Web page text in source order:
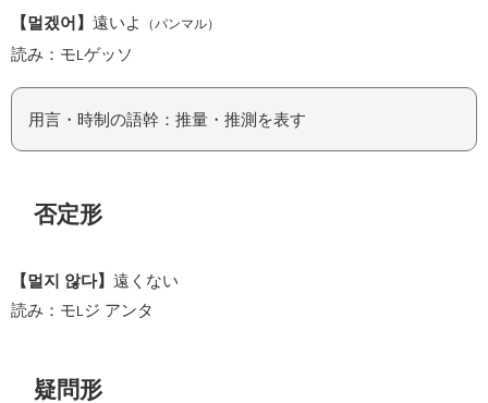
【멀겠어】 遠いよ （パンマル）
読み：モ ゲッソ
用言・時制の語幹：推量・推測を表す
否定形
【멀지 않다】 遠くない
読み：モ ジ アンタ
疑問形